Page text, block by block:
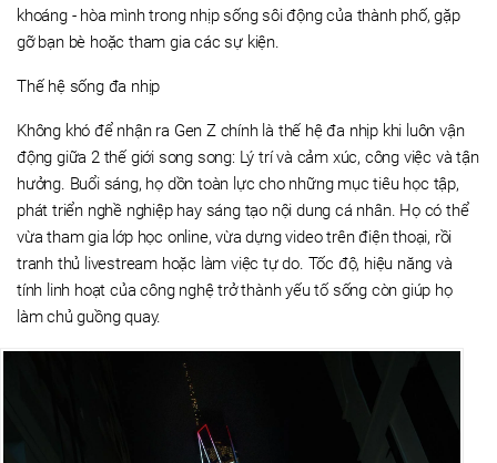
khoáng - hòa mình trong nhịp sống sôi động của thành phố, gặp
gỡ bạn bè hoặc tham gia các sự kiện.
Thế hệ sống đa nhịp
Không khó để nhận ra Gen Z chính là thế hệ đa nhịp khi luôn vận
động giữa 2 thế giới song song: Lý trí và cảm xúc, công việc và tận
hưởng. Buổi sáng, họ dồn toàn lực cho những mục tiêu học tập,
phát triển nghề nghiệp hay sáng tạo nội dung cá nhân. Họ có thể
vừa tham gia lớp học online, vừa dựng video trên điện thoại, rồi
tranh thủ livestream hoặc làm việc tự do. Tốc độ, hiệu năng và
tính linh hoạt của công nghệ trở thành yếu tố sống còn giúp họ
làm chủ guồng quay.